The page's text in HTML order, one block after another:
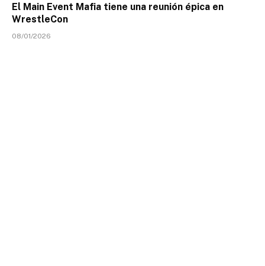
El Main Event Mafia tiene una reunión épica en
WrestleCon
08/01/2026